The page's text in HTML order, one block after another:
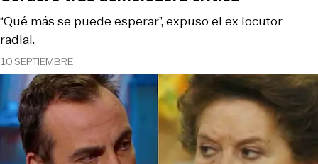
10 SEPTIEMBRE
“Qué más se puede esperar”, expuso el ex locutor
radial.